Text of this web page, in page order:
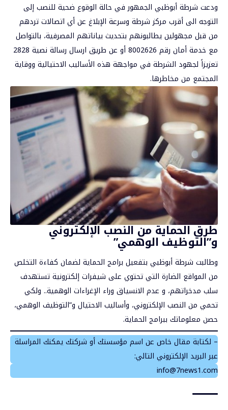
ودعت شرطة أبوظبي الجمهور في حالة الوقوع ضحية للنصب إلى
التوجه الى أقرب مركز شرطة وسرعة الإبلاغ عن أي اتصالات تردهم
من قبل مجهولين يطالبونهم بتحديث بياناتهم المصرفية، بالتواصل
مع خدمة أمان رقم 8002626 أو عن طريق ارسال رسالة نصية 2828
تعزيزاً لجهود الشرطة في مواجهة هذه الأساليب الاحتيالية ووقاية
المجتمع من مخاطرها.
طرق الحماية من النصب الإلكتروني
و”التوظيف الوهمي”
وطالبت شرطة أبوظبي بتفعيل برامج الحماية لضمان كفاءة التخلص
من المواقع الضارة التي تحتوي على شيفرات إلكترونية تستهدف
سلب مدخراتهم، و عدم الانسياق وراء الإغراءات الوهمية.. ولكي
تحمي من النصب الإلكتروني، وأساليب الاحتيال و”التوظيف الوهمي،
حصن معلوماتك ببرامج الحماية.
– لكتابة مقال خاص عن اسم مؤسستك أو شركتك يمكنك المراسلة
عبر البريد الإلكتروني التالي:
info@7news1.com